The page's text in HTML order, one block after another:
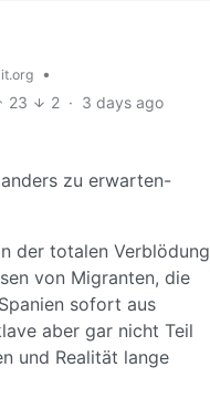
•
23 2 · 3 days ago
zu erwarten-
der totalen Verblödung
von Migranten, die
sofort aus
aber gar nicht Teil
und Realität lange